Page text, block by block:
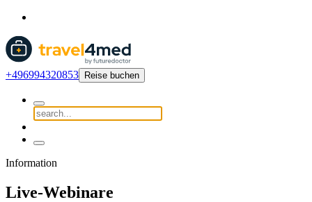
+496994320853 Reise buchen
Information
Live-Webinare